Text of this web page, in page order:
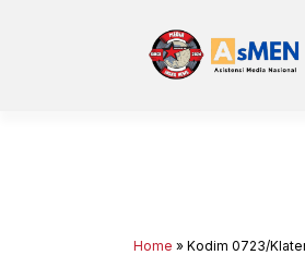
Home » Kodim 0723/